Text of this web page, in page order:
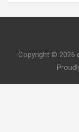
Copyright © 2026